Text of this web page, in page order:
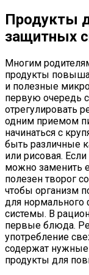
Продукты
защитных
Многим
продукты
и полезные
первую очередь
отрегулировать
одним приемом
начинаться с
быть различные
или рисовая.
можно заменить
полезен творог
чтобы организм
для
системы. В
первые блюда.
употребление
содержат
продукты для